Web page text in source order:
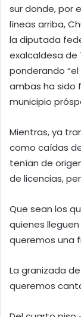
sur donde, por
líneas arriba,
la diputada
exalcaldesa de
ponderando
ambas ha sido
municipio
Mientras, ya
como caídas
tenían de
de licencias,
Que sean los
quienes
queremos una
La granizada
queremos